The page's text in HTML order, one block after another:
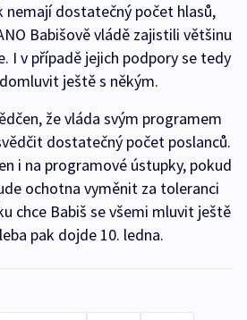
nemají dostatečný počet hlasů,
Babišově vládě zajistili většinu
I v případě jejich podpory se tedy
ještě s někým.
že vláda svým programem
dostatečný počet poslanců.
i na programové ústupky, pokud
ochotna vyměnit za toleranci
chce Babiš se všemi mluvit ještě
pak dojde 10. ledna.